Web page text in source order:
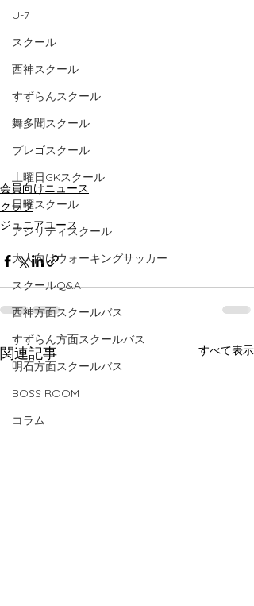
U-7
スクール
西神スクール
すずらんスクール
舞多聞スクール
プレゴスクール
土曜日GKスクール
日曜スクール
アジリティスクール
大人向けウォーキングサッカー
スクールQ&A
西神方面スクールバス
すずらん方面スクールバス
明石方面スクールバス
BOSS ROOM
コラム
会員向けニュース
クラブ
ジュニアユース
関連記事 すべて表示